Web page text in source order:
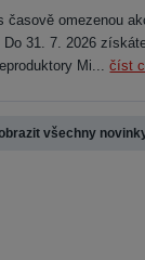
časově omezenou
Do 31. 7. 2026
Mi...číst
všechny